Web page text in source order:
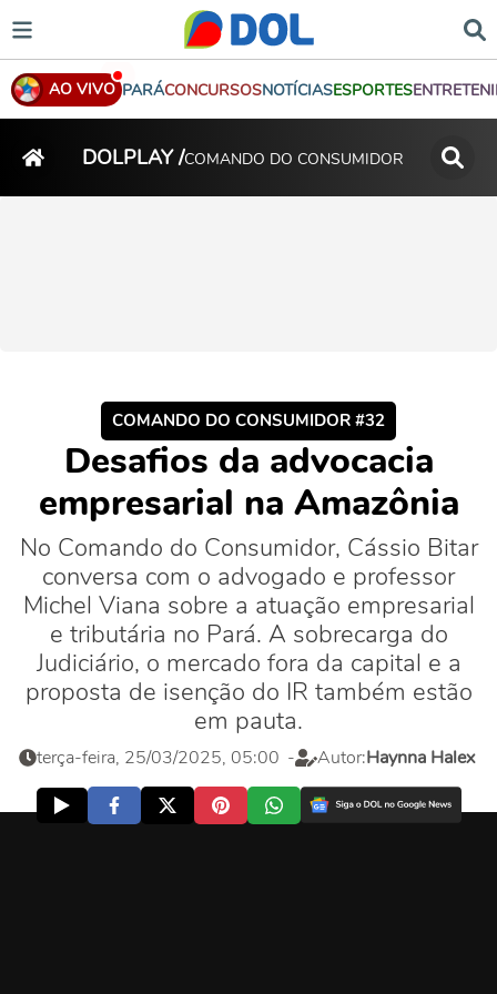
AO VIVO PARÁCONCURSOSNOTÍCIASESPORTES
DOLPLAY /COMANDO DO CONSUMIDOR
COMANDO DO CONSUMIDOR #32
Desafios da advocacia
empresarial na Amazônia
No Comando do Consumidor, Cássio Bitar
conversa com o advogado e professor
Michel Viana sobre a atuação empresarial
e tributária no Pará. A sobrecarga do
Judiciário, o mercado fora da capital e a
proposta de isenção do IR também estão
em pauta.
terça-feira, 25/03/2025, 05:00 - Autor:Haynna Halex